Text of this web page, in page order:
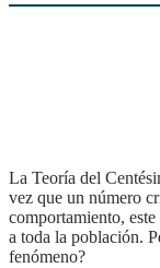
La Teoría del Centésimo Mono es una teoría que sostiene que una
vez que un número
comportamiento,
a toda la población.
fenómeno?